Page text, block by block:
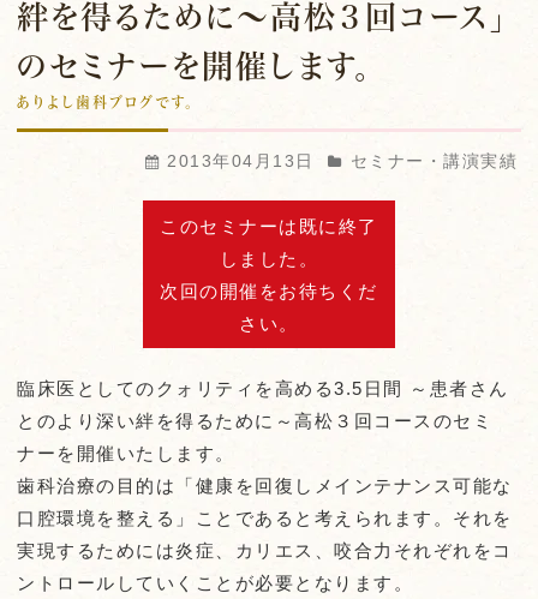
絆を得るために～高松３回コース」
のセミナーを開催します。
ありよし歯科ブログです。
2013年04月13日 セミナー・講演実績
このセミナーは既に終了
しました。
次回の開催をお待ちくだ
さい。
臨床医としてのクォリティを高める3.5日間 ～患者さん
とのより深い絆を得るために～高松３回コースのセミ
ナーを開催いたします。
歯科治療の目的は「健康を回復しメインテナンス可能な
口腔環境を整える」ことであると考えられます。それを
実現するためには炎症、カリエス、咬合力それぞれをコ
ントロールしていくことが必要となります。